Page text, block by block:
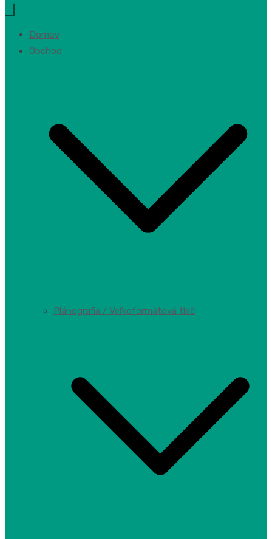
Domov
Obchod
Plánografia / Veľkoformátová tlač